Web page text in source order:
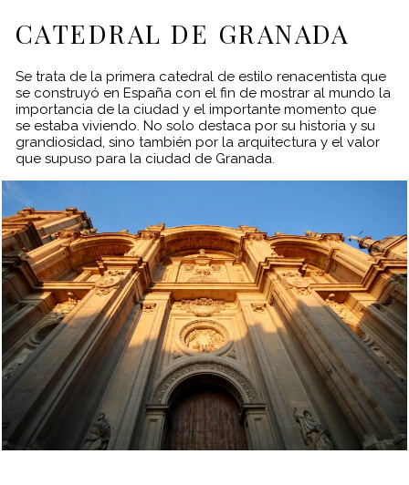
CATEDRAL DE GRANADA
Se trata de la primera catedral de estilo renacentista que
se construyó en España con el fin de mostrar al mundo la
importancia de la ciudad y el importante momento que
se estaba viviendo. No solo destaca por su historia y su
grandiosidad, sino también por la arquitectura y el valor
que supuso para la ciudad de Granada.